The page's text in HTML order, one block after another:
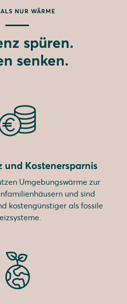
NUR WÄRME
spüren.
senken.
und Kostenersparnis
Umgebungswärme zur
und sind
kostengünstiger als fossile